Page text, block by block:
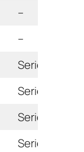
–
–
Serie
Serie
Serie
Serie